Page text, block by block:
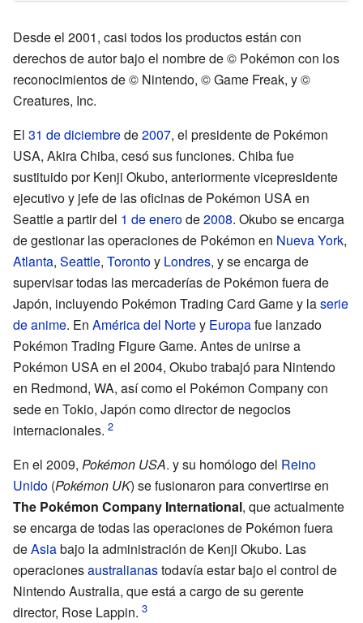
Desde el 2001, casi todos los productos están con
derechos de autor bajo el nombre de © Pokémon con los
reconocimientos de © Nintendo, © Game Freak, y ©
Creatures, Inc.
El 31 de diciembrede2007, el presidente de Pokémon
USA, Akira Chiba, cesó sus funciones. Chiba fue
sustituido por Kenji Okubo, anteriormente vicepresidente
ejecutivo y jefe de las oficinas de Pokémon USA en
Seattle a partir del 1 de enerode2008. Okubo se encarga
de gestionar las operaciones de Pokémon en Nueva York,
Atlanta, Seattle, Torontoy Londres, y se encarga de
supervisar todas las mercaderías de Pokémon fuera de
Japón, incluyendo Pokémon Trading Card Game y laserie
de anime. En América del Nortey Europafue lanzado
Pokémon Trading Figure Game. Antes de unirse a
Pokémon USA en el 2004, Okubo trabajó para Nintendo
en Redmond, WA, así como el Pokémon Company con
sede en Tokio, Japón como director de negocios
internacionales.
En el 2009, Pokémon USA. y su homólogo del Reino
Unido (Pokémon UK) se fusionaron para convertirse en
The Pokémon Company International, que actualmente
se encarga de todas las operaciones de Pokémon fuera
deAsiabajo la administración de Kenji Okubo. Las
operacionesaustralianastodavía estar bajo el control de
Nintendo Australia, que está a cargo de su gerente
director, Rose Lappin.